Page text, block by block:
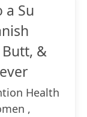
a Su
&
Health
,